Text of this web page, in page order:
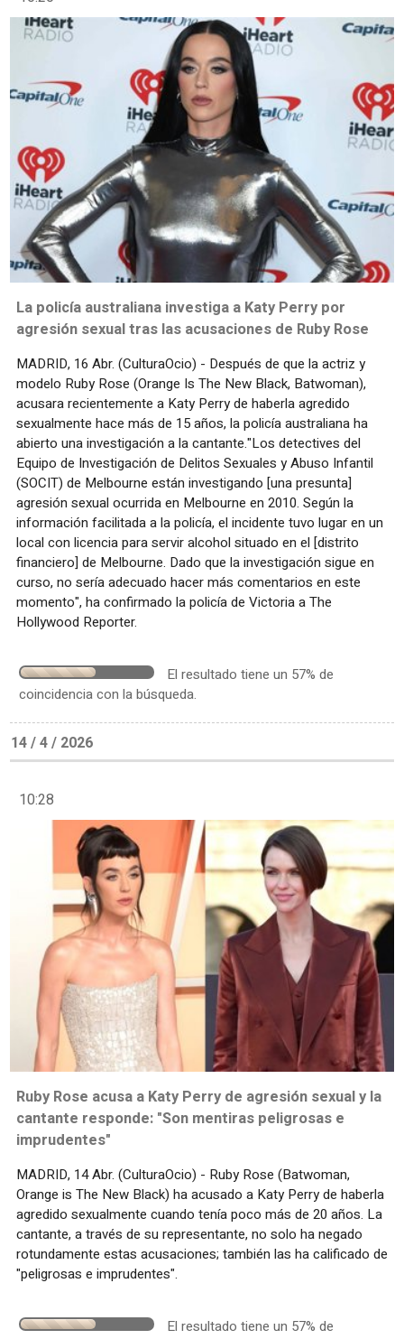
La policía australiana investiga a Katy Perry por
agresión sexual tras las acusaciones de Ruby Rose
MADRID, 16 Abr. (CulturaOcio) - Después de que la actriz y
modelo Ruby Rose (Orange Is The New Black, Batwoman),
acusara recientemente a Katy Perry de haberla agredido
sexualmente hace más de 15 años, la policía australiana ha
abierto una investigación a la cantante."Los detectives del
Equipo de Investigación de Delitos Sexuales y Abuso Infantil
(SOCIT) de Melbourne están investigando [una presunta]
agresión sexual ocurrida en Melbourne en 2010. Según la
información facilitada a la policía, el incidente tuvo lugar en un
local con licencia para servir alcohol situado en el [distrito
financiero] de Melbourne. Dado que la investigación sigue en
curso, no sería adecuado hacer más comentarios en este
momento", ha confirmado la policía de Victoria a The
Hollywood Reporter.
El resultado tiene un 57% de
coincidencia con la búsqueda.
14 / 4 / 2026
10:28
Ruby Rose acusa a Katy Perry de agresión sexual y la
cantante responde: "Son mentiras peligrosas e
imprudentes"
MADRID, 14 Abr. (CulturaOcio) - Ruby Rose (Batwoman,
Orange is The New Black) ha acusado a Katy Perry de haberla
agredido sexualmente cuando tenía poco más de 20 años. La
cantante, a través de su representante, no solo ha negado
rotundamente estas acusaciones; también las ha calificado de
"peligrosas e imprudentes".
El resultado tiene un 57% de